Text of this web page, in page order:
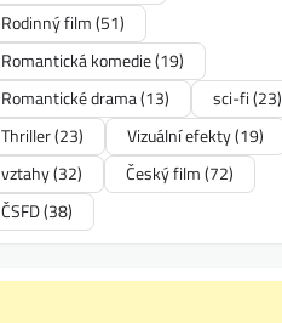
Rodinný film(51)
Romantická komedie(19)
Romantické drama(13) sci-fi(23)
Thriller(23) Vizuální efekty(19)
vztahy(32) Český film(72)
ČSFD(38)